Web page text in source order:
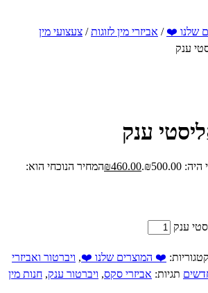
שלנו ❤️ / אביזרי מין לזוגות/ צעצועי מין
ענק
ענק
₪460.00
המחיר הנוכחי הוא:
ענק
קטגוריות: ❤️ המוצרים שלנו ❤️, ויברטור ואביזרי
תגיות: אביזרי סקס, ויברטור ענק, חנות מין